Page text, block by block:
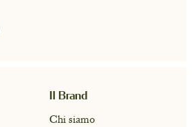
Il Brand
Chi siamo